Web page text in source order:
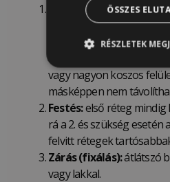
Felület alapos
mosogatószeres vízzel.
felületre van szükség a
abban az esetben kell,
vagy nagyon koszos
másképpen nem
Festés:első réteg mindig
rá a 2. és szükség esetén
felvitt rétegek
Zárás (fixálás):átlátszó
vagy lakkal.
ÖSSZES
RÉSZLETEK